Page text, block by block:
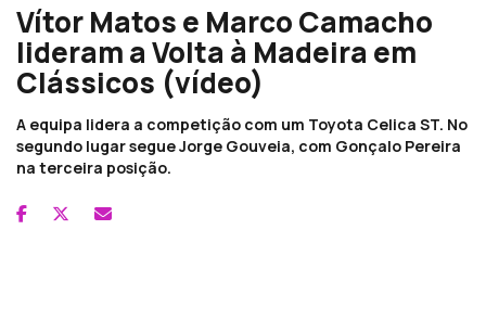
Vítor Matos e Marco Camacho
lideram a Volta à Madeira em
Clássicos (vídeo)
A equipa lidera a competição com um Toyota Celica ST. No
segundo lugar segue Jorge Gouveia, com Gonçalo Pereira
na terceira posição.